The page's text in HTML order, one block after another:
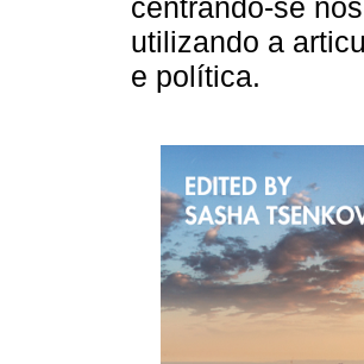
centrando-se
utilizando a
e política.